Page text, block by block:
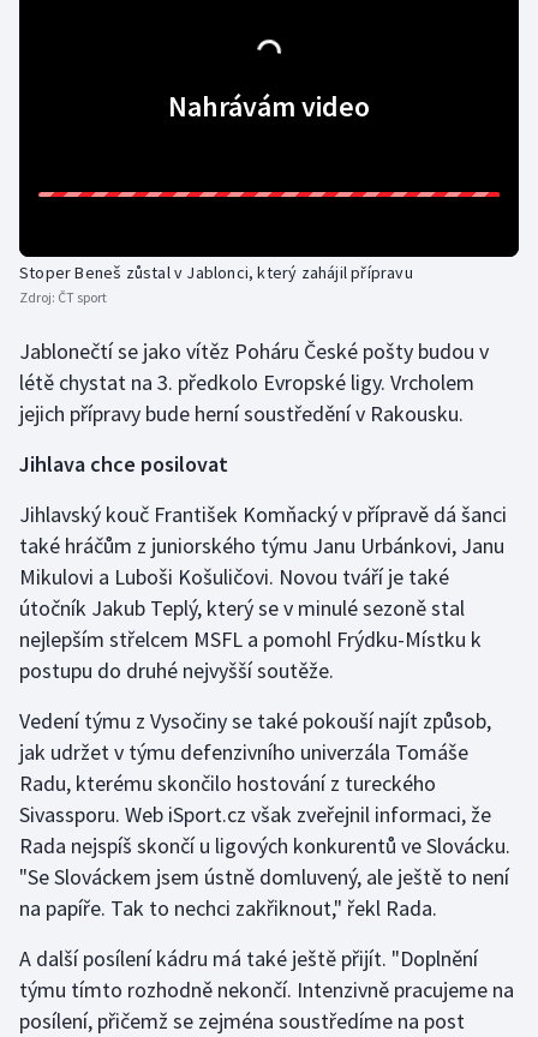
Nahrávám video
Stoper Beneš zůstal v Jablonci, který zahájil přípravu
Zdroj: ČT sport
Jablonečtí se jako vítěz Poháru České pošty budou v
létě chystat na 3. předkolo Evropské ligy. Vrcholem
jejich přípravy bude herní soustředění v Rakousku.
Jihlava chce posilovat
Jihlavský kouč František Komňacký v přípravě dá šanci
také hráčům z juniorského týmu Janu Urbánkovi, Janu
Mikulovi a Luboši Košuličovi. Novou tváří je také
útočník Jakub Teplý, který se v minulé sezoně stal
nejlepším střelcem MSFL a pomohl Frýdku-Místku k
postupu do druhé nejvyšší soutěže.
Vedení týmu z Vysočiny se také pokouší najít způsob,
jak udržet v týmu defenzivního univerzála Tomáše
Radu, kterému skončilo hostování z tureckého
Sivassporu. Web iSport.cz však zveřejnil informaci, že
Rada nejspíš skončí u ligových konkurentů ve Slovácku.
"Se Slováckem jsem ústně domluvený, ale ještě to není
na papíře. Tak to nechci zakřiknout," řekl Rada.
A další posílení kádru má také ještě přijít. "Doplnění
týmu tímto rozhodně nekončí. Intenzivně pracujeme na
posílení, přičemž se zejména soustředíme na post